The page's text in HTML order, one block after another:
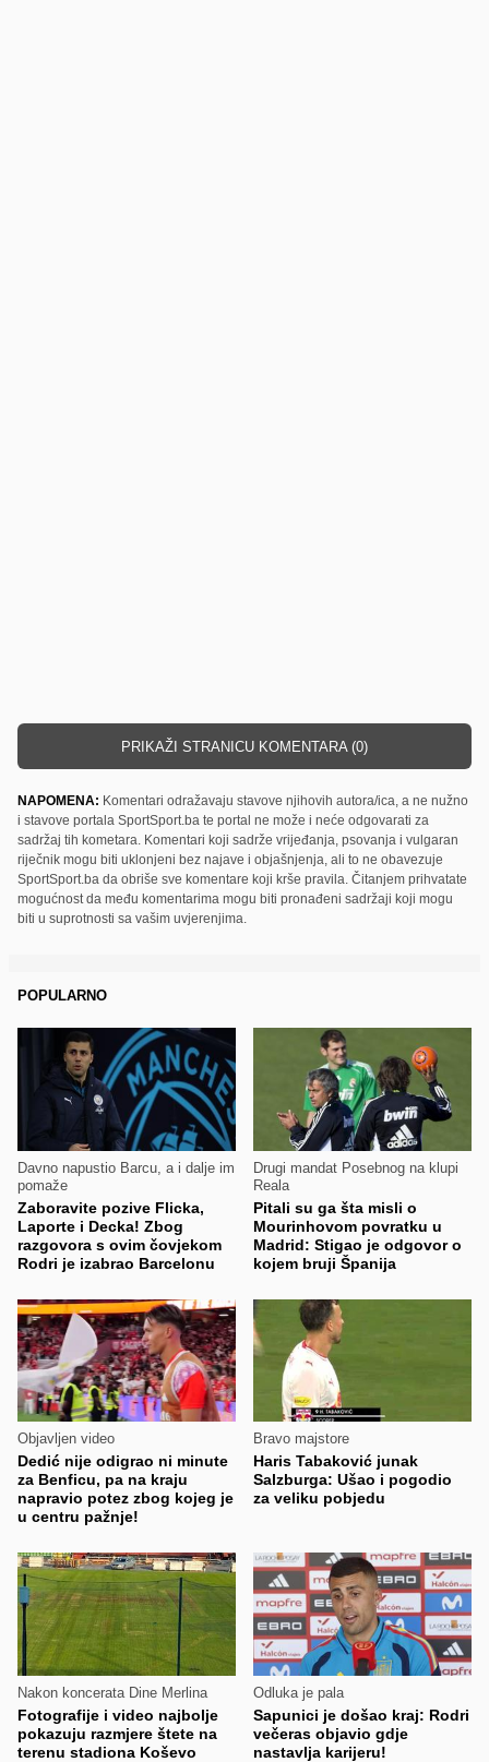
PRIKAŽI STRANICU KOMENTARA (0)
NAPOMENA: Komentari odražavaju stavove njihovih autora/ica, a ne nužno
i stavove portala SportSport.ba te portal ne može i neće odgovarati za
sadržaj tih kometara. Komentari koji sadrže vrijeđanja, psovanja i vulgaran
riječnik mogu biti uklonjeni bez najave i objašnjenja, ali to ne obavezuje
SportSport.ba da obriše sve komentare koji krše pravila. Čitanjem prihvatate
mogućnost da među komentarima mogu biti pronađeni sadržaji koji mogu
biti u suprotnosti sa vašim uvjerenjima.
POPULARNO
Davno napustio Barcu, a i dalje im
pomaže
Zaboravite pozive Flicka,
Laporte i Decka! Zbog
razgovora s ovim čovjekom
Rodri je izabrao Barcelonu
Drugi mandat Posebnog na klupi
Reala
Pitali su ga šta misli o
Mourinhovom povratku u
Madrid: Stigao je odgovor o
kojem bruji Španija
Objavljen video
Dedić nije odigrao ni minute
za Benficu, pa na kraju
napravio potez zbog kojeg je
u centru pažnje!
Bravo majstore
Haris Tabaković junak
Salzburga: Ušao i pogodio
za veliku pobjedu
Nakon koncerata Dine Merlina
Fotografije i video najbolje
pokazuju razmjere štete na
terenu stadiona Koševo
Odluka je pala
Sapunici je došao kraj: Rodri
večeras objavio gdje
nastavlja karijeru!